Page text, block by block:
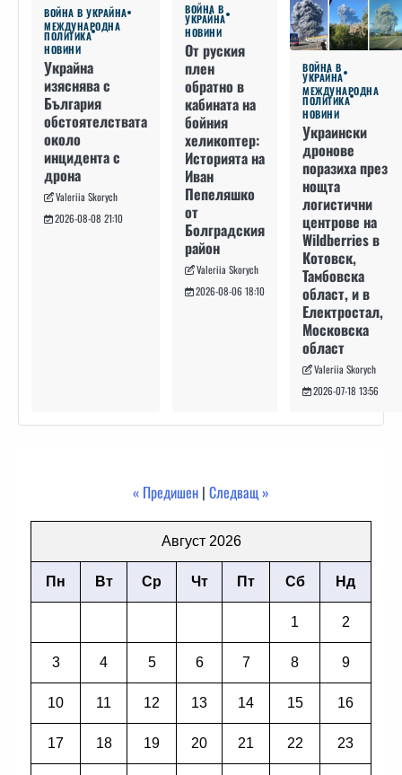
ВОЙНА В УКРАЙНА
МЕЖДУНАРОДНА
ПОЛИТИКА
НОВИНИ
Украйна
изяснява с
България
обстоятелствата
около
инцидента с
дрона
Valeriia Skorych
2026-08-08 21:10
ВОЙНА В
УКРАЙНА
НОВИНИ
От руския
плен
обратно в
кабината на
бойния
хеликоптер:
Историята на
Иван
Пепеляшко
от
Болградския
район
Valeriia Skorych
2026-08-06 18:10
ВОЙНА В
УКРАЙНА
МЕЖДУНАРОДНА
ПОЛИТИКА
НОВИНИ
Украински
дронове
поразиха през
нощта
логистични
центрове на
Wildberries в
Котовск,
Тамбовска
област, и в
Електростал,
Московска
област
Valeriia Skorych
2026-07-18 13:56
« Предишен | Следващ »
Август 2026
Пн Вт Ср Чт Пт Сб Нд
1 2
3 4 5 6 7 8 9
10 11 12 13 14 15 16
17 18 19 20 21 22 23